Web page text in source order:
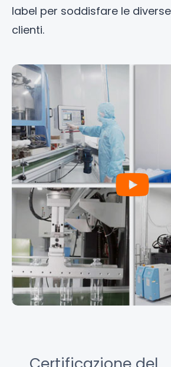
label per soddisfare le
clienti.